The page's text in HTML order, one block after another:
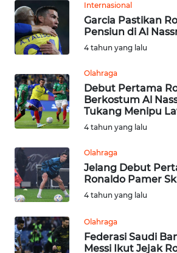
Internasional
Garcia Pastikan
Pensiun di Al
4 tahun yang lalu
Olahraga
Debut Pertama
Berkostum Al
Tukang Menipu
4 tahun yang lalu
Olahraga
Jelang Debut
Ronaldo Pamer
4 tahun yang lalu
Olahraga
Federasi Saudi
Messi Ikut Jejak
KARIR
DISCLAIMER
Wahana
News
Regional
WN
WN
JAKARTA
WN
JABAR